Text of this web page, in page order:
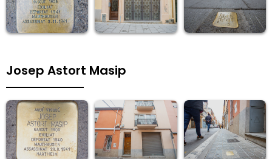
Josep Astort Masip